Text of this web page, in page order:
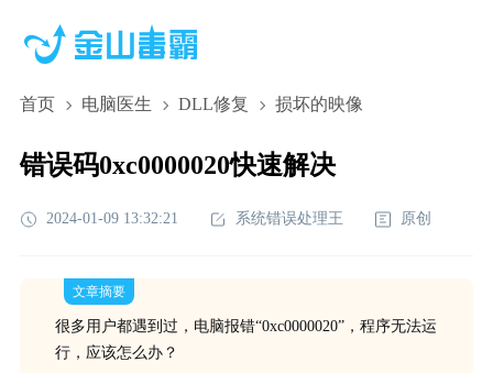
首页 电脑医生 DLL修复 损坏的映像
错误码0xc0000020快速解决
2024-01-09 13:32:21 系统错误处理王 原创
文章摘要
很多用户都遇到过，电脑报错“0xc0000020”，程序无法运
行，应该怎么办？